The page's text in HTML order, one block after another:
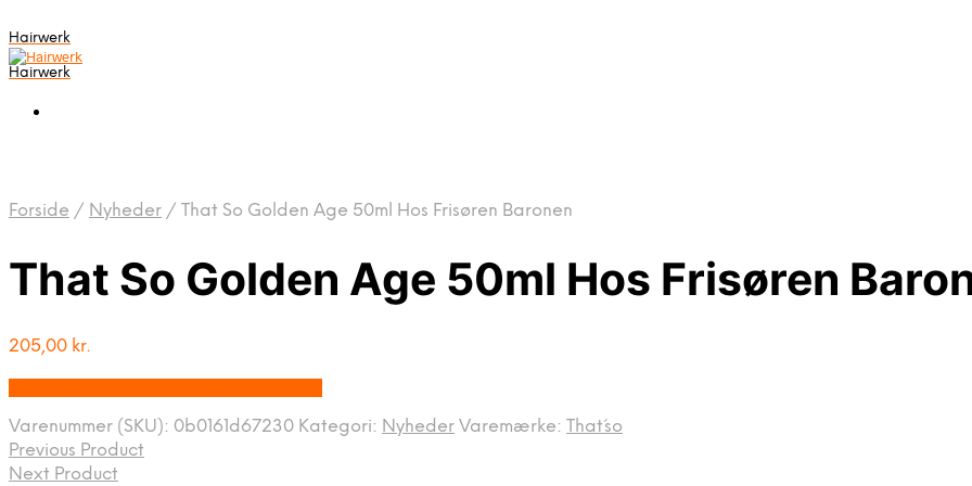
Hairwerk
Hairwerk
Forside / Nyheder / That So Golden Age 50ml Hos Frisøren Baronen
That So Golden Age 50ml Hos Frisøren
205,00 kr.
Varenummer (SKU): 0b0161d67230 Kategori: Nyheder Varemærke: That´so
Previous Product
Next Product